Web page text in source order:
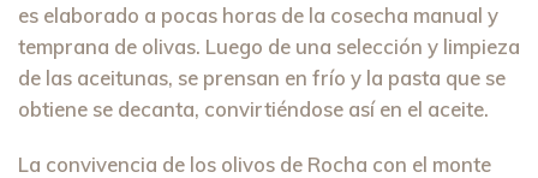
es elaborado a pocas horas de la cosecha manual y
temprana de olivas. Luego de una selección y limpieza
de las aceitunas, se prensan en frío y la pasta que se
obtiene se decanta, convirtiéndose así en el aceite.
La convivencia de los olivos de Rocha con el monte